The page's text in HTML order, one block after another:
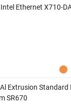
Intel Ethernet X710-
Extrusion
SR670